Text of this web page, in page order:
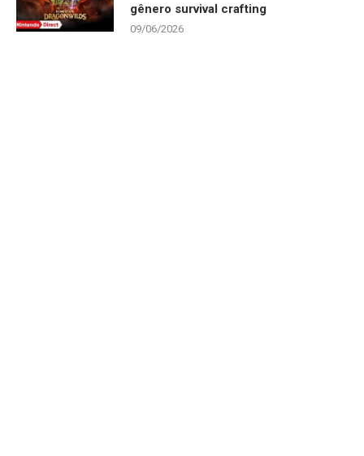
gênero survival crafting
09/06/2026